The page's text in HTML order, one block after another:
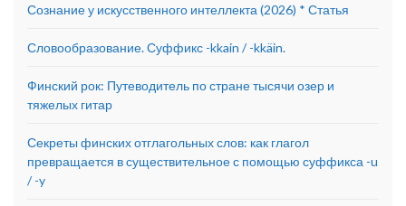
Сознание у искусственного интеллекта (2026) * Статья
Словообразование. Суффикс -kkain / -kkäin.
Финский рок: Путеводитель по стране тысячи озер и
тяжелых гитар
Секреты финских отглагольных слов: как глагол
превращается в существительное с помощью суффикса -u
/ -y